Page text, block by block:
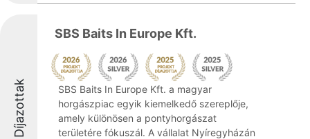
Díjazottak
SBS Baits In Europe Kft.
SBS Baits In Europe Kft. a magyar
horgászpiac egyik kiemelkedő szereplője,
amely különösen a pontyhorgászat
területére fókuszál. A vállalat Nyíregyházán